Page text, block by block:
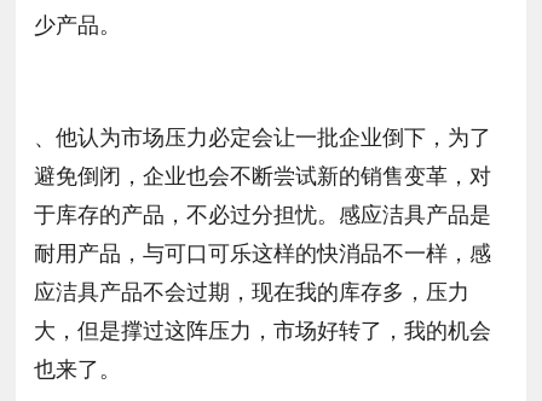
少产品。
、他认为市场压力必定会让一批企业倒下，为了
避免倒闭，企业也会不断尝试新的销售变革，对
于库存的产品，不必过分担忧。感应洁具产品是
耐用产品，与可口可乐这样的快消品不一样，感
应洁具产品不会过期，现在我的库存多，压力
大，但是撑过这阵压力，市场好转了，我的机会
也来了。